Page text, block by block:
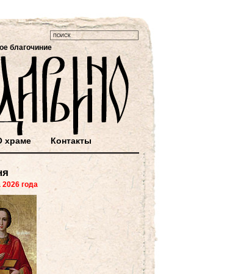
благочиние
храме Контакты
2026 года